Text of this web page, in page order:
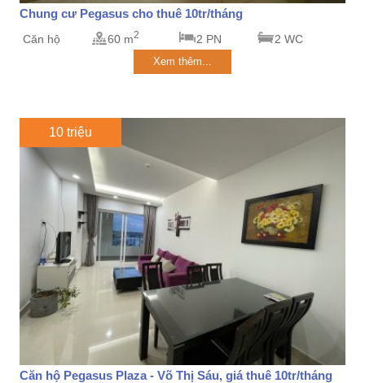
Chung cư Pegasus cho thuê 10tr/tháng
Căn hộ 60 m2 2 PN 2 WC
Xem thêm...
10 triệu
Căn hộ Pegasus Plaza - Võ Thị Sáu, giá thuê 10tr/tháng